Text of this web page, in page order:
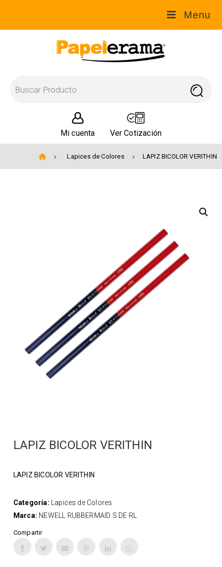
Mi cuenta Ver Cotización
Menu
Lapices de Colores LAPIZ BICOLOR VERITHIN
LAPIZ BICOLOR VERITHIN
LAPIZ BICOLOR VERITHIN
Categoría:
Lapices de Colores
Marca: NEWELL RUBBERMAID S DE RL
Compartir